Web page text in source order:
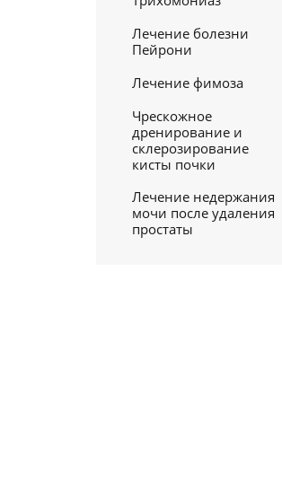
Лечение болезни
Пейрони
Лечение фимоза
Чрескожное
дренирование и
склерозирование
кисты почки
Лечение недержания
мочи после удаления
простаты